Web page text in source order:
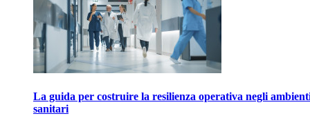
La guida per costruire la resilienza operativa negli
sanitari